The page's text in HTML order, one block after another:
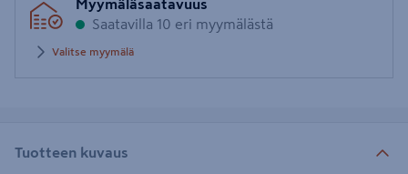
postinumero
Myymäläsaatavuus
Saatavilla 10 eri myymälästä
Valitse myymälä
Tuotteen kuvaus